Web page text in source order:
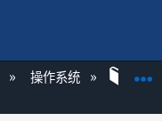
操作系统